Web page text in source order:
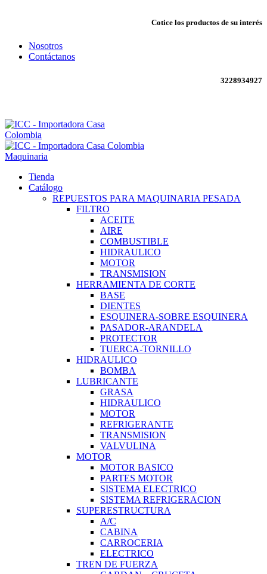
Cotice los productos de su interés
Nosotros
Contáctanos
3228934927
Maquinaria
Tienda
Catálogo
REPUESTOS PARA MAQUINARIA PESADA
FILTRO
ACEITE
AIRE
COMBUSTIBLE
HIDRAULICO
MOTOR
TRANSMISION
HERRAMIENTA DE CORTE
BASE
DIENTES
ESQUINERA-SOBRE ESQUINERA
PASADOR-ARANDELA
PROTECTOR
TUERCA-TORNILLO
HIDRAULICO
BOMBA
LUBRICANTE
GRASA
HIDRAULICO
MOTOR
REFRIGERANTE
TRANSMISION
VALVULINA
MOTOR
MOTOR BASICO
PARTES MOTOR
SISTEMA ELECTRICO
SISTEMA REFRIGERACION
SUPERESTRUCTURA
A/C
CABINA
CARROCERIA
ELECTRICO
TREN DE FUERZA